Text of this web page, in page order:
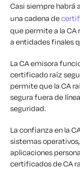
Casi siempre habrá
una cadena de
que permite a la
a entidades finales
La CA emisora
certificado raíz
permite que la CA
segura fuera de
seguridad.
La confianza en la
sistemas
aplicaciones
certificados de CA